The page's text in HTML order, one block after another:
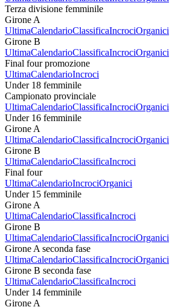
Terza divisione femminile
Girone A
UltimaCalendarioClassificaIncrociOrganici
Girone B
UltimaCalendarioClassificaIncrociOrganici
Final four promozione
UltimaCalendarioIncroci
Under 18 femminile
Campionato provinciale
UltimaCalendarioClassificaIncrociOrganici
Under 16 femminile
Girone A
UltimaCalendarioClassificaIncrociOrganici
Girone B
UltimaCalendarioClassificaIncroci
Final four
UltimaCalendarioIncrociOrganici
Under 15 femminile
Girone A
UltimaCalendarioClassificaIncroci
Girone B
UltimaCalendarioClassificaIncrociOrganici
Girone A seconda fase
UltimaCalendarioClassificaIncrociOrganici
Girone B seconda fase
UltimaCalendarioClassificaIncroci
Under 14 femminile
Girone A